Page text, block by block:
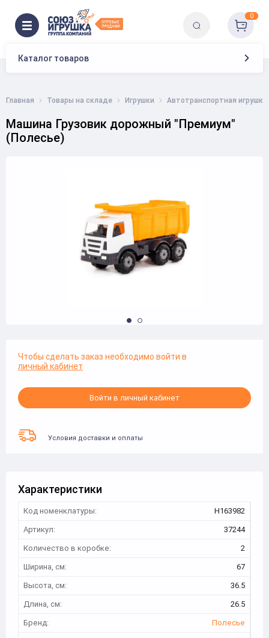
Каталог товаров
0
Главная Товары на складе Игрушки Автотранспортная игрушка
Машина Грузовик дорожный "Премиум"
(Полесье)
Чтобы сделать заказ необходимо войти в
личный кабинет
Войти в личный кабинет
Условия доставки и оплаты
Характеристики
Код номенклатуры:
Н163982
Артикул:
37244
Количество в коробке:
2
Ширина, см:
67
Высота, см:
36.5
Длина, см:
26.5
Бренд:
Полесье